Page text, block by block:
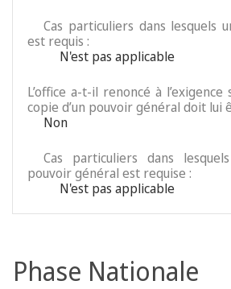
Cas particuliers dans lesquels
est requis :
N'est pas applicable
L’office a-t-il renoncé à
copie d’un pouvoir général doit lui
Non
Cas particuliers dans
pouvoir général est requise :
N'est pas applicable
Phase Nationale